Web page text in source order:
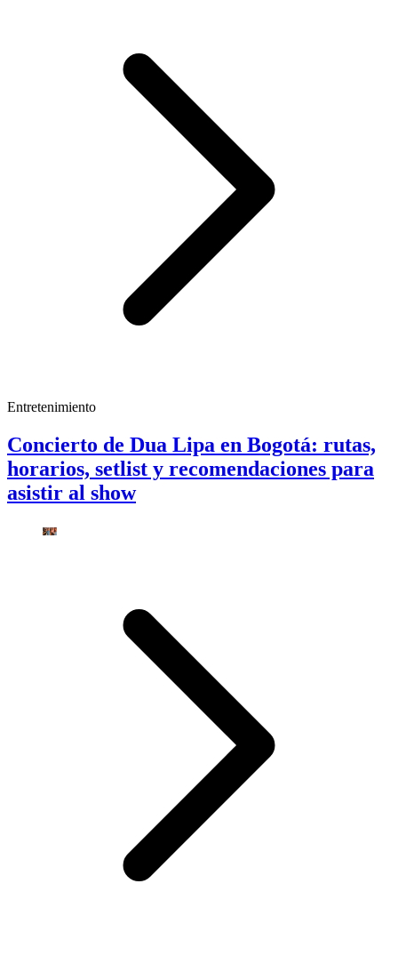
Entretenimiento
Concierto de Dua Lipa en Bogotá: rutas,
horarios, setlist y recomendaciones para
asistir al show